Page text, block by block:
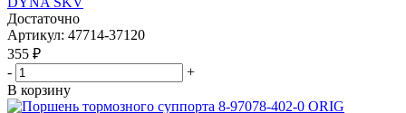
Достаточно
Артикул: 47714-37120
355 ₽
-
+
В корзину